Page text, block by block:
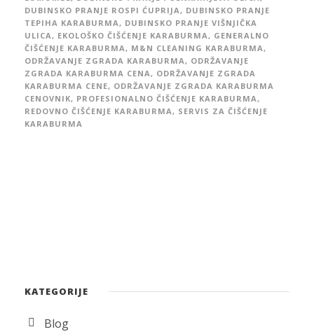
DUBINSKO PRANJE ROSPI ĆUPRIJA , DUBINSKO PRANJE
TEPIHA KARABURMA , DUBINSKO PRANJE VIŠNJIČKA
ULICA , EKOLOŠKO ČIŠĆENJE KARABURMA , GENERALNO
ČIŠĆENJE KARABURMA , M&N CLEANING KARABURMA ,
ODRŽAVANJE ZGRADA KARABURMA , ODRŽAVANJE
ZGRADA KARABURMA CENA , ODRŽAVANJE ZGRADA
KARABURMA CENE, ODRŽAVANJE ZGRADA KARABURMA
CENOVNIK, PROFESIONALNO ČIŠĆENJE KARABURMA ,
REDOVNO ČIŠĆENJE KARABURMA , SERVIS ZA ČIŠĆENJE
KARABURMA
KATEGORIJE
Blog